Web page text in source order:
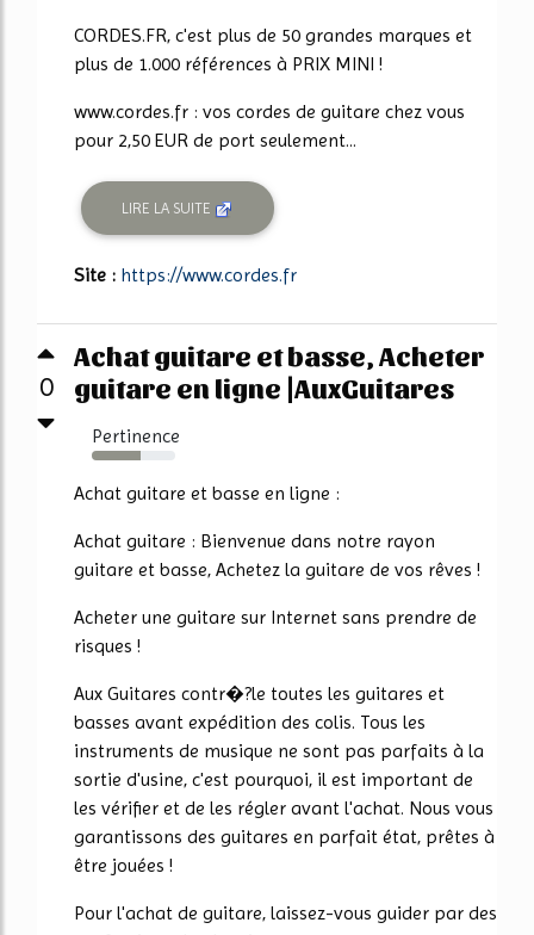
CORDES.FR, c'est plus de 50 grandes marques et
plus de 1.000 références à PRIX MINI !
www.cordes.fr : vos cordes de guitare chez vous
pour 2,50 EUR de port seulement...
LIRE LA SUITE
Site : https://www.cordes.fr
0
Achat guitare et basse, Acheter
guitare en ligne |AuxGuitares
Pertinence
59%
Achat guitare et basse en ligne :
Achat guitare : Bienvenue dans notre rayon
guitare et basse, Achetez la guitare de vos rêves !
Acheter une guitare sur Internet sans prendre de
risques !
Aux Guitares contr�?le toutes les guitares et
basses avant expédition des colis. Tous les
instruments de musique ne sont pas parfaits à la
sortie d'usine, c'est pourquoi, il est important de
les vérifier et de les régler avant l'achat. Nous vous
garantissons des guitares en parfait état, prêtes à
être jouées !
Pour l'achat de guitare, laissez-vous guider par des